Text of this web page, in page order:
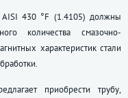
AISI 430 °F (1.4105) должны
количества смазочно-
характеристик стали
приобрести трубу,